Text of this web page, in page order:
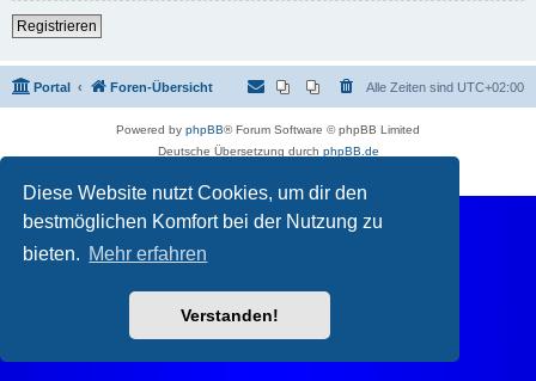
Diese Website nutzt Cookies, um dir den
bestmöglichen Komfort bei der Nutzung zu
bieten. Mehr erfahren
Verstanden!
Registrieren
Portal Foren-Übersicht Alle Zeiten sind UTC+02:00
Powered by phpBB® Forum Software © phpBB Limited
Deutsche Übersetzung durch phpBB.de